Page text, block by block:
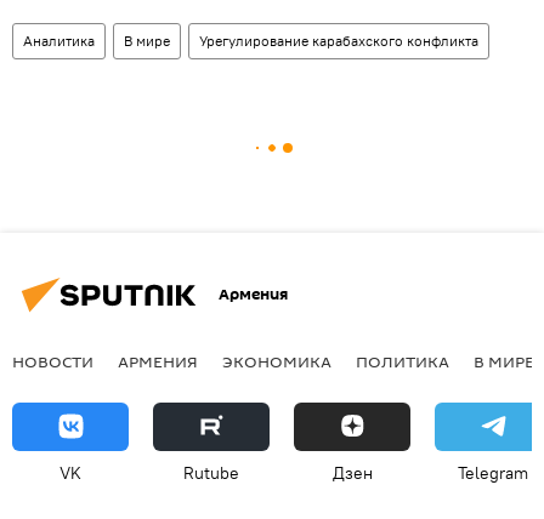
Аналитика В мире Урегулирование карабахского конфликта
Армения
НОВОСТИ АРМЕНИЯ ЭКОНОМИКА ПОЛИТИКА В МИРЕ
VK Rutube Дзен Telegram